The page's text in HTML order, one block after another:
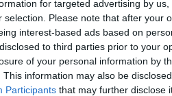
for targeted advertising by
selection. Please note that after your
interest-based ads based on
to third parties prior to your
of your personal information by
This information may also be
Participants that may further disclose
vetődött fel, hogy megszűnik
díjmentessége,
be. A felvetésből
végigmenni az M0-áson,